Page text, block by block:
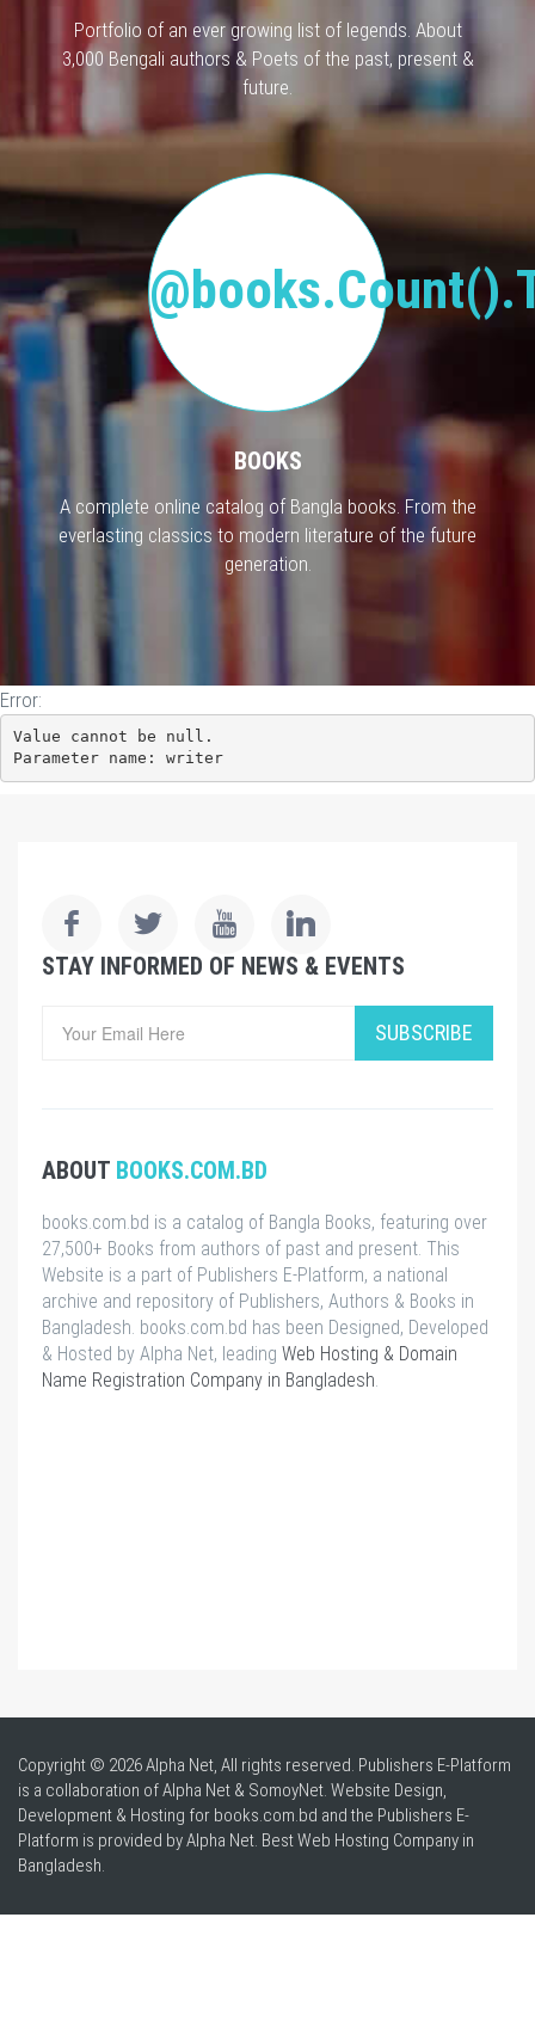
Portfolio of an ever growing list of legends. About
3,000 Bengali authors & Poets of the past, present &
future.
BOOKS
A complete online catalog of Bangla books. From the
everlasting classics to modern literature of the future
generation.
Error:
Value cannot be null.
Parameter name: writer
STAY INFORMED OF NEWS & EVENTS
SUBSCRIBE
ABOUT BOOKS.COM.BD
books.com.bd is a catalog of Bangla Books, featuring over
27,500+ Books from authors of past and present. This
Website is a part of Publishers E-Platform, a national
archive and repository of Publishers, Authors & Books in
Bangladesh. books.com.bd has been Designed, Developed
& Hosted by Alpha Net, leading Web Hosting & Domain
Name Registration Company in Bangladesh.
Copyright © 2026 Alpha Net, All rights reserved. Publishers E-Platform
is a collaboration of Alpha Net & SomoyNet. Website Design,
Development & Hosting for books.com.bd and the Publishers E-
Platform is provided by Alpha Net. BestWeb Hosting Company in
Bangladesh.